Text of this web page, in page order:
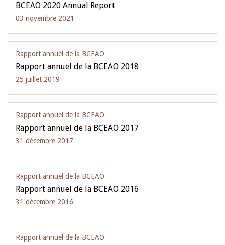
BCEAO 2020 Annual Report
03 novembre 2021
Rapport annuel de la BCEAO
Rapport annuel de la BCEAO 2018
25 juillet 2019
Rapport annuel de la BCEAO
Rapport annuel de la BCEAO 2017
31 décembre 2017
Rapport annuel de la BCEAO
Rapport annuel de la BCEAO 2016
31 décembre 2016
Rapport annuel de la BCEAO